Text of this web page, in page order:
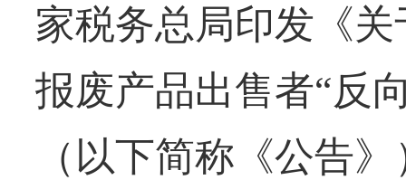
家税务总局印发《
报废产品出售者“反
（以下简称《公告